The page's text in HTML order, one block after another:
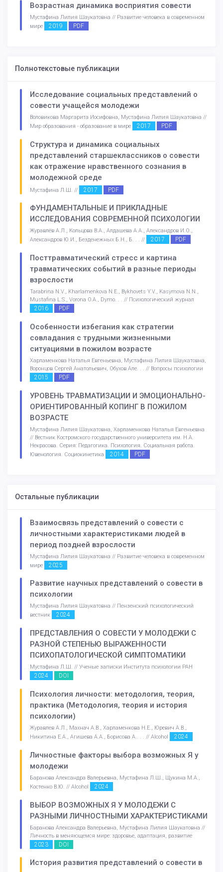
Возрастная динамика восприятия совести
Мустафина Лилия Шаукатовна // Развитие человека в современном
мире
2019 PDF
Полнотекстовые публикации
Исследование социальных представлений о
совести учащейся молодежи
Воловикова Маргарита Иосифовна, Мустафина Лилия Шаукатовна //
Мир образования - образование в мире
2017 PDF
Структура и динамика социальных
представлений старшеклассников о совести
как отражение нравственного сознания в
молодежной среде
Мустафина Л.Ш. // 2017 PDF
ФУНДАМЕНТАЛЬНЫЕ И ПРИКЛАДНЫЕ
ИССЛЕДОВАНИЯ СОВРЕМЕННОЙ ПСИХОЛОГИИ
Журавлёв А.Л., Кольцова В.А., Алдашева А.А., Александров И.О.,
Александров Ю.И., Безденежных Б.Н., Б. . . //
2017 PDF
Посттравматический стресс и картина
травматических событий в разные периоды
взрослости
Tarabrina N.V., Kharlamenkova N.E., Bykhovets Y.V., Kasymova N.N.,
Mustafina L.S., Vorona O.A., Dymo. . . // Психологический журнал
2016 PDF
Особенности избегания как стратегии
совладания с трудными жизненными
ситуациями в пожилом возрасте
Харламенкова Наталья Евгеньевна, Мустафина Лилия Шаукатовна,
Воронцов Сергей Анатольевич, Обухов Але. . . // Вопросы психологии
2015 PDF
УРОВЕНЬ ТРАВМАТИЗАЦИИ И ЭМОЦИОНАЛЬНО-
ОРИЕНТИРОВАННЫЙ КОПИНГ В ПОЖИЛОМ
ВОЗРАСТЕ
Мустафина Лилия Шаукатовна, Харламенкова Наталья Евгеньевна
// Вестник Костромского государственного университета им. Н.А.
Некрасова. Серия: Педагогика. Психология. Социальная работа.
Ювенология. Социокинетика
2014 PDF
Остальные публикации
Взаимосвязь представлений о совести с
личностными характеристиками людей в
период поздней взрослости
Мустафина Лилия Шаукатовна // Развитие человека в современном
мире
2025
Развитие научных представлений о совести в
психологии
Мустафина Лилия Шаукатовна // Пензенский психологический
вестник
2024
ПРЕДСТАВЛЕНИЯ О СОВЕСТИ У МОЛОДЕЖИ С
РАЗНОЙ СТЕПЕНЬЮ ВЫРАЖЕННОСТИ
ПСИХОПАТОЛОГИЧЕСКОЙ СИМПТОМАТИКИ
Мустафина Л.Ш. // Ученые записки Института психологии РАН
2024 DOI
Психология личности: методология, теория,
практика (Методология, теория и история
психологии)
Журавлев А.Л., Махнач А.В., Харламенкова Н.Е., Юревич А.В.,
Никитина Е.А., Агишева А.А., Борисова А.. . . // Alcohol
2024
Личностные факторы выбора возможных Я у
молодежи
Баранова Александра Валерьевна, Мустафина Л.Ш., Щукина М.А.,
Костенко В.Ю. // Alcohol
2024
ВЫБОР ВОЗМОЖНЫХ Я У МОЛОДЕЖИ С
РАЗНЫМИ ЛИЧНОСТНЫМИ ХАРАКТЕРИСТИКАМИ
Баранова Александра Валерьевна, Мустафина Лилия Шаукатовна //
Личность в меняющемся мире: здоровье, адаптация, развитие
2023 DOI
История развития представлений о совести в